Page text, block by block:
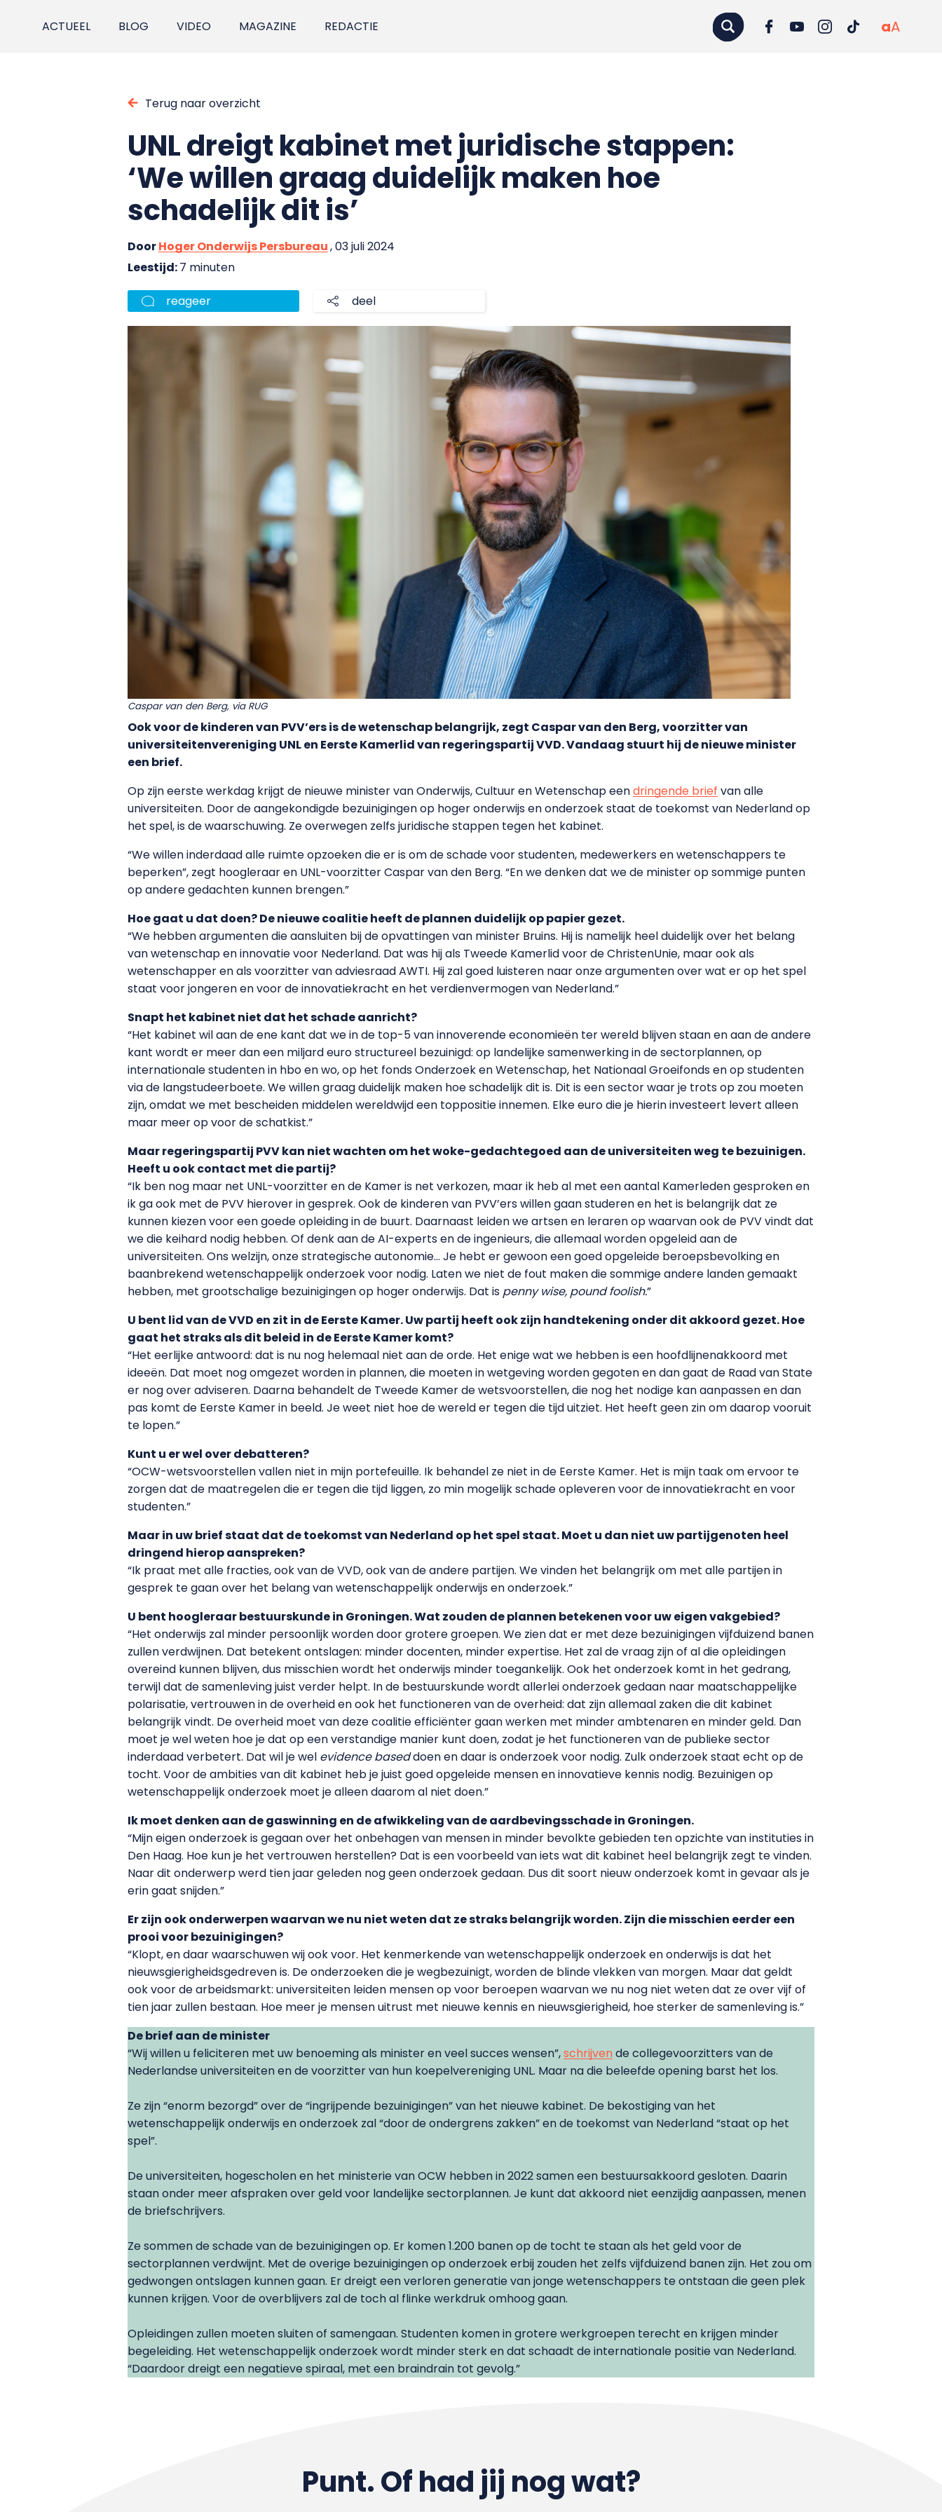
ACTUEEL BLOG VIDEO MAGAZINE REDACTIE aA
Terug naar overzicht
UNL dreigt kabinet met juridische stappen:
‘We willen graag duidelijk maken hoe
schadelijk dit is’
DoorHoger Onderwijs Persbureau, 03 juli 2024
Leestijd:7 minuten
reageer deel
Caspar van den Berg, via RUG
Ook voor de kinderen van PVV’ers is de wetenschap belangrijk, zegt Caspar van den Berg, voorzitter van
universiteitenvereniging UNL en Eerste Kamerlid van regeringspartij VVD. Vandaag stuurt hij de nieuwe minister
een brief.
Op zijn eerste werkdag krijgt de nieuwe minister van Onderwijs, Cultuur en Wetenschap eendringende brief van alle
universiteiten. Door de aangekondigde bezuinigingen op hoger onderwijs en onderzoek staat de toekomst van Nederland op
het spel, is de waarschuwing. Ze overwegen zelfs juridische stappen tegen het kabinet.
“We willen inderdaad alle ruimte opzoeken die er is om de schade voor studenten, medewerkers en wetenschappers te
beperken”, zegt hoogleraar en UNL-voorzitter Caspar van den Berg. “En we denken dat we de minister op sommige punten
op andere gedachten kunnen brengen.”
Hoe gaat u dat doen? De nieuwe coalitie heeft de plannen duidelijk op papier gezet.
“We hebben argumenten die aansluiten bij de opvattingen van minister Bruins. Hij is namelijk heel duidelijk over het belang
van wetenschap en innovatie voor Nederland. Dat was hij als Tweede Kamerlid voor de ChristenUnie, maar ook als
wetenschapper en als voorzitter van adviesraad AWTI. Hij zal goed luisteren naar onze argumenten over wat er op het spel
staat voor jongeren en voor de innovatiekracht en het verdienvermogen van Nederland.”
Snapt het kabinet niet dat het schade aanricht?
“Het kabinet wil aan de ene kant dat we in de top-5 van innoverende economieën ter wereld blijven staan en aan de andere
kant wordt er meer dan een miljard euro structureel bezuinigd: op landelijke samenwerking in de sectorplannen, op
internationale studenten in hbo en wo, op het fonds Onderzoek en Wetenschap, het Nationaal Groeifonds en op studenten
via de langstudeerboete. We willen graag duidelijk maken hoe schadelijk dit is. Dit is een sector waar je trots op zou moeten
zijn, omdat we met bescheiden middelen wereldwijd een toppositie innemen. Elke euro die je hierin investeert levert alleen
maar meer op voor de schatkist.”
Maar regeringspartij PVV kan niet wachten om het woke-gedachtegoed aan de universiteiten weg te bezuinigen.
Heeft u ook contact met die partij?
“Ik ben nog maar net UNL-voorzitter en de Kamer is net verkozen, maar ik heb al met een aantal Kamerleden gesproken en
ik ga ook met de PVV hierover in gesprek. Ook de kinderen van PVV’ers willen gaan studeren en het is belangrijk dat ze
kunnen kiezen voor een goede opleiding in de buurt. Daarnaast leiden we artsen en leraren op waarvan ook de PVV vindt dat
we die keihard nodig hebben. Of denk aan de AI-experts en de ingenieurs, die allemaal worden opgeleid aan de
universiteiten. Ons welzijn, onze strategische autonomie… Je hebt er gewoon een goed opgeleide beroepsbevolking en
baanbrekend wetenschappelijk onderzoek voor nodig. Laten we niet de fout maken die sommige andere landen gemaakt
hebben, met grootschalige bezuinigingen op hoger onderwijs. Dat is penny wise, pound foolish.”
U bent lid van de VVD en zit in de Eerste Kamer. Uw partij heeft ook zijn handtekening onder dit akkoord gezet. Hoe
gaat het straks als dit beleid in de Eerste Kamer komt?
“Het eerlijke antwoord: dat is nu nog helemaal niet aan de orde. Het enige wat we hebben is een hoofdlijnenakkoord met
ideeën. Dat moet nog omgezet worden in plannen, die moeten in wetgeving worden gegoten en dan gaat de Raad van State
er nog over adviseren. Daarna behandelt de Tweede Kamer de wetsvoorstellen, die nog het nodige kan aanpassen en dan
pas komt de Eerste Kamer in beeld. Je weet niet hoe de wereld er tegen die tijd uitziet. Het heeft geen zin om daarop vooruit
te lopen.”
Kunt u er wel over debatteren?
“OCW-wetsvoorstellen vallen niet in mijn portefeuille. Ik behandel ze niet in de Eerste Kamer. Het is mijn taak om ervoor te
zorgen dat de maatregelen die er tegen die tijd liggen, zo min mogelijk schade opleveren voor de innovatiekracht en voor
studenten.”
Maar in uw brief staat dat de toekomst van Nederland op het spel staat. Moet u dan niet uw partijgenoten heel
dringend hierop aanspreken?
“Ik praat met alle fracties, ook van de VVD, ook van de andere partijen. We vinden het belangrijk om met alle partijen in
gesprek te gaan over het belang van wetenschappelijk onderwijs en onderzoek.”
U bent hoogleraar bestuurskunde in Groningen. Wat zouden de plannen betekenen voor uw eigen vakgebied?
“Het onderwijs zal minder persoonlijk worden door grotere groepen. We zien dat er met deze bezuinigingen vijfduizend banen
zullen verdwijnen. Dat betekent ontslagen: minder docenten, minder expertise. Het zal de vraag zijn of al die opleidingen
overeind kunnen blijven, dus misschien wordt het onderwijs minder toegankelijk. Ook het onderzoek komt in het gedrang,
terwijl dat de samenleving juist verder helpt. In de bestuurskunde wordt allerlei onderzoek gedaan naar maatschappelijke
polarisatie, vertrouwen in de overheid en ook het functioneren van de overheid: dat zijn allemaal zaken die dit kabinet
belangrijk vindt. De overheid moet van deze coalitie efficiënter gaan werken met minder ambtenaren en minder geld. Dan
moet je wel weten hoe je dat op een verstandige manier kunt doen, zodat je het functioneren van de publieke sector
inderdaad verbetert. Dat wil je wel evidence baseddoen en daar is onderzoek voor nodig. Zulk onderzoek staat echt op de
tocht. Voor de ambities van dit kabinet heb je juist goed opgeleide mensen en innovatieve kennis nodig. Bezuinigen op
wetenschappelijk onderzoek moet je alleen daarom al niet doen.”
Ik moet denken aan de gaswinning en de afwikkeling van de aardbevingsschade in Groningen.
“Mijn eigen onderzoek is gegaan over het onbehagen van mensen in minder bevolkte gebieden ten opzichte van instituties in
Den Haag. Hoe kun je het vertrouwen herstellen? Dat is een voorbeeld van iets wat dit kabinet heel belangrijk zegt te vinden.
Naar dit onderwerp werd tien jaar geleden nog geen onderzoek gedaan. Dus dit soort nieuw onderzoek komt in gevaar als je
erin gaat snijden.”
Er zijn ook onderwerpen waarvan we nu niet weten dat ze straks belangrijk worden. Zijn die misschien eerder een
prooi voor bezuinigingen?
“Klopt, en daar waarschuwen wij ook voor. Het kenmerkende van wetenschappelijk onderzoek en onderwijs is dat het
nieuwsgierigheidsgedreven is. De onderzoeken die je wegbezuinigt, worden de blinde vlekken van morgen. Maar dat geldt
ook voor de arbeidsmarkt: universiteiten leiden mensen op voor beroepen waarvan we nu nog niet weten dat ze over vijf of
tien jaar zullen bestaan. Hoe meer je mensen uitrust met nieuwe kennis en nieuwsgierigheid, hoe sterker de samenleving is.”
De brief aan de minister
“Wij willen u feliciteren met uw benoeming als minister en veel succes wensen”,schrijven de collegevoorzitters van de
Nederlandse universiteiten en de voorzitter van hun koepelvereniging UNL. Maar na die beleefde opening barst het los.
Ze zijn “enorm bezorgd” over de “ingrijpende bezuinigingen” van het nieuwe kabinet. De bekostiging van het
wetenschappelijk onderwijs en onderzoek zal “door de ondergrens zakken” en de toekomst van Nederland “staat op het
spel”.
De universiteiten, hogescholen en het ministerie van OCW hebben in 2022 samen een bestuursakkoord gesloten. Daarin
staan onder meer afspraken over geld voor landelijke sectorplannen. Je kunt dat akkoord niet eenzijdig aanpassen, menen
de briefschrijvers.
Ze sommen de schade van de bezuinigingen op. Er komen 1.200 banen op de tocht te staan als het geld voor de
sectorplannen verdwijnt. Met de overige bezuinigingen op onderzoek erbij zouden het zelfs vijfduizend banen zijn. Het zou om
gedwongen ontslagen kunnen gaan. Er dreigt een verloren generatie van jonge wetenschappers te ontstaan die geen plek
kunnen krijgen. Voor de overblijvers zal de toch al flinke werkdruk omhoog gaan.
Opleidingen zullen moeten sluiten of samengaan. Studenten komen in grotere werkgroepen terecht en krijgen minder
begeleiding. Het wetenschappelijk onderzoek wordt minder sterk en dat schaadt de internationale positie van Nederland.
“Daardoor dreigt een negatieve spiraal, met een braindrain tot gevolg.”
Punt. Of had jij nog wat?